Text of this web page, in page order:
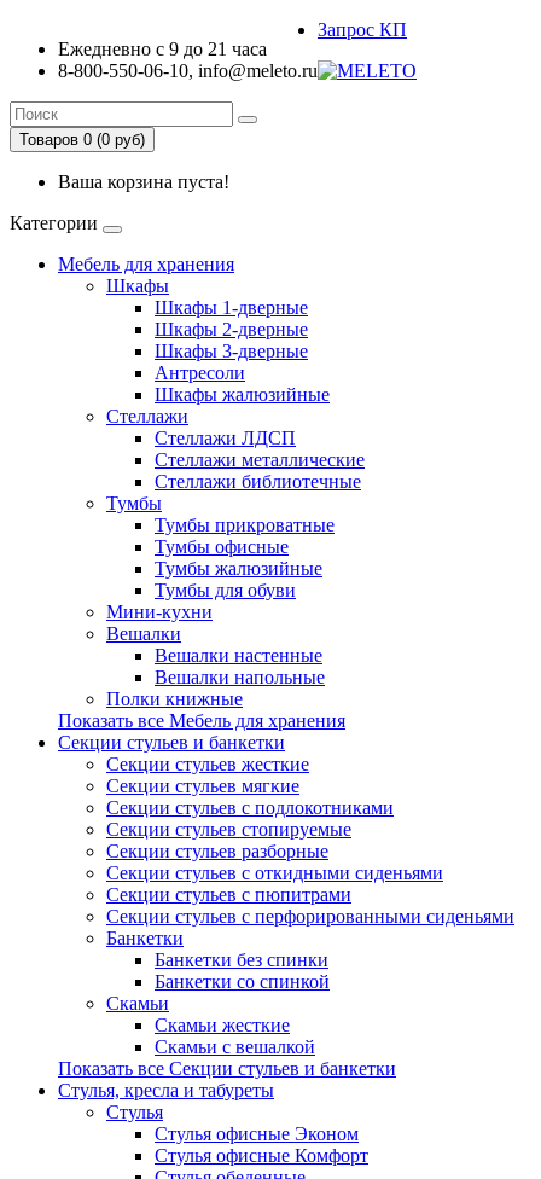
Ежедневно с 9 до 21 часа
8-800-550-06-10, info@meleto.ru
Запрос КП
Товаров 0 (0 pуб)
Ваша корзина пуста!
Категории
Мебель для хранения
Шкафы
Шкафы 1-дверные
Шкафы 2-дверные
Шкафы 3-дверные
Антресоли
Шкафы жалюзийные
Стеллажи
Стеллажи ЛДСП
Стеллажи металлические
Стеллажи библиотечные
Тумбы
Тумбы прикроватные
Тумбы офисные
Тумбы жалюзийные
Тумбы для обуви
Мини-кухни
Вешалки
Вешалки настенные
Вешалки напольные
Полки книжные
Показать все Мебель для хранения
Секции стульев и банкетки
Секции стульев жесткие
Секции стульев мягкие
Секции стульев с подлокотниками
Секции стульев стопируемые
Секции стульев разборные
Секции стульев с откидными сиденьями
Секции стульев с пюпитрами
Секции стульев с перфорированными сиденьями
Банкетки
Банкетки без спинки
Банкетки со спинкой
Скамьи
Скамьи жесткие
Скамьи с вешалкой
Показать все Секции стульев и банкетки
Стулья, кресла и табуреты
Стулья
Стулья офисные Эконом
Стулья офисные Комфорт